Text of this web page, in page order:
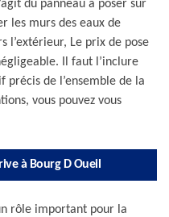
du panneau à poser sur
les murs des eaux de
l’extérieur, Le prix de pose
Il faut l’inclure
de l’ensemble de la
vous pouvez vous
à Bourg D Oueil
rôle important pour la